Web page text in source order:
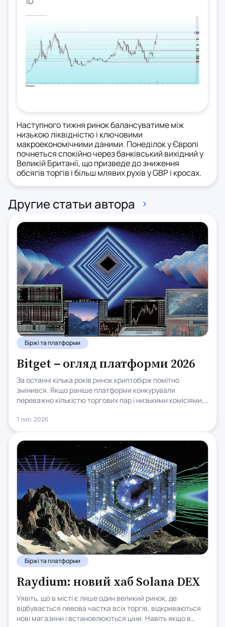
Наступного тижня ринок балансуватиме між
низькою ліквідністю і ключовими
макроекономічними даними. Понеділок у Європі
почнеться спокійно через банківський вихідний у
Великій Британії, що призведе до зниження
обсягів торгів і більш млявих рухів у GBP і кросах.
Другие статьи автора
Біржі та платформи
Bitget – огляд платформи 2026
За останні кілька років ринок криптобірж помітно
змінився. Якщо раніше платформи конкурували
переважно кількістю торгових пар і низькими комісіями,
Саме на цьому побудувала своє зростання біржа Bitget.
7 лип. 2026
Біржі та платформи
Raydium: новий хаб Solana DEX
Уявіть, що в місті є лише один великий ринок, де
відбувається левова частка всіх торгів, відкриваються
нові магазини і встановлюються ціни. Навіть якщо в